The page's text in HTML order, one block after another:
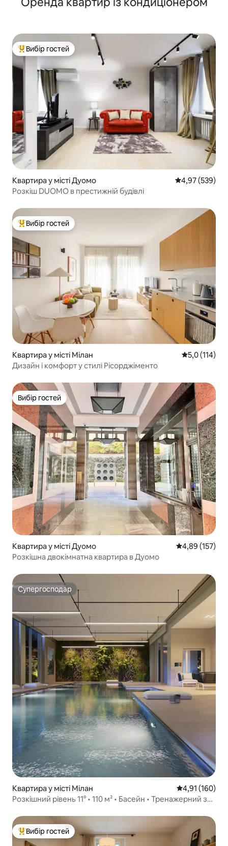
Топ вибір гостей
Вибір гостей
Квартира у місті Дуомо Середня
4,97 (539)
Розкіш DUOMO в престижній будівлі
Топ вибір гостей
Вибір гостей
Квартира у місті Мілан Середня
5,0 (114)
Дизайн і комфорт у стилі Рісорджіменто
Вибір гостей
Вибір гостей
Квартира у місті Дуомо Середня
4,89 (157)
Розкішна двокімнатна квартира в Дуомо
Супергосподар
Супергосподар
Квартира у місті Мілан Середня
4,91 (160)
Розкішний рівень 11° • 110 м² • Басейн • Тренажерний зал
Топ вибір гостей
Вибір гостей